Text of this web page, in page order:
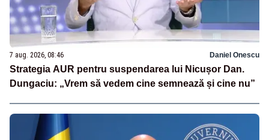
7 aug. 2026, 08:46 Daniel Onescu
Strategia AUR pentru suspendarea lui Nicușor Dan.
Dungaciu: „Vrem să vedem cine semnează și cine nu”